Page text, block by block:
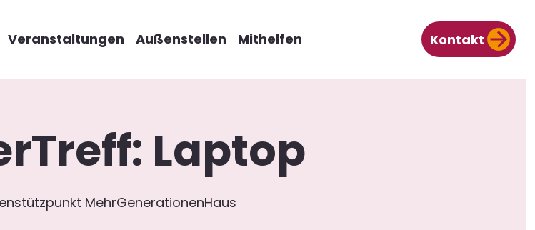
Veranstaltungen Außenstellen Mithelfen Kontakt
Laptop
MehrGenerationenHaus